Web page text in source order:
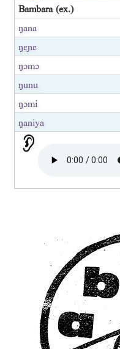
Bambara (ex.)
ŋana
ŋɛɲɛ
ŋɔmɔ
ŋunu
ŋɔmi
ŋaniya